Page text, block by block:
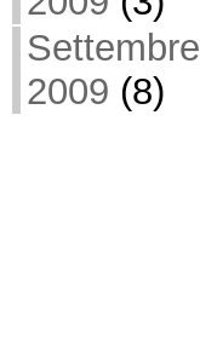
Settembre
2009 (8)